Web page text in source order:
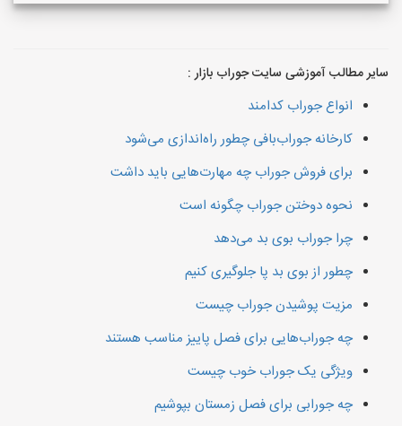
سایر مطالب آموزشی سایت جوراب بازار :
انواع جوراب کدامند
کارخانه جوراب‌بافی چطور راه‌اندازی می‌شود
برای فروش جوراب چه مهارت‌هایی باید داشت
نحوه دوختن جوراب چگونه است
چرا جوراب بوی بد می‌دهد
چطور از بوی بد پا جلوگیری کنیم
مزیت پوشیدن جوراب چیست
چه جوراب‌هایی برای فصل پاییز مناسب هستند
ویژگی یک جوراب خوب چیست
چه جورابی برای فصل زمستان بپوشیم